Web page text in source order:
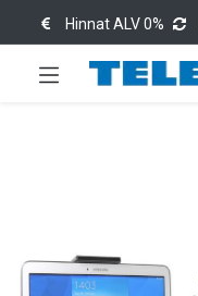
Hinnat ALV 0%